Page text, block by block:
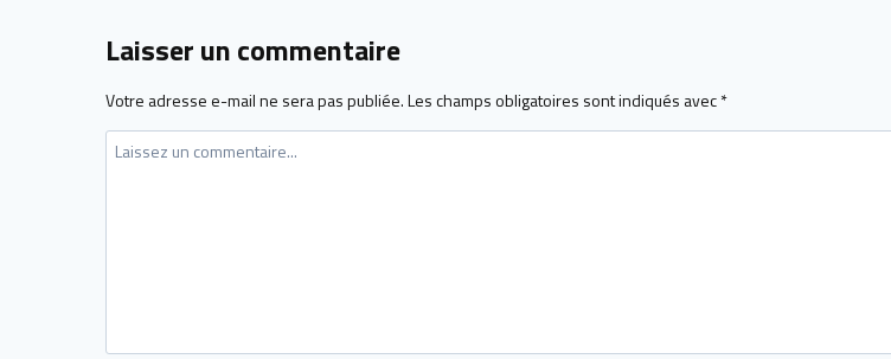
Laisser un commentaire
Votre adresse e-mail ne sera pas publiée.Les champs obligatoires sont indiqués avec*